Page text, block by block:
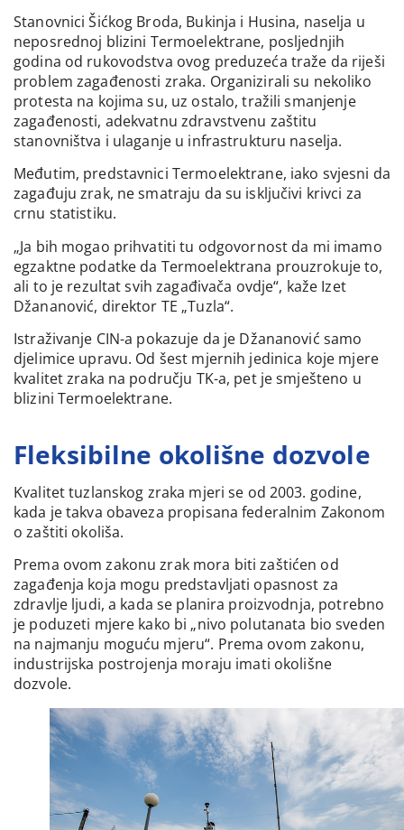
Stanovnici Šićkog Broda, Bukinja i Husina, naselja u
neposrednoj blizini Termoelektrane, posljednjih
godina od rukovodstva ovog preduzeća traže da riješi
problem zagađenosti zraka. Organizirali su nekoliko
protesta na kojima su, uz ostalo, tražili smanjenje
zagađenosti, adekvatnu zdravstvenu zaštitu
stanovništva i ulaganje u infrastrukturu naselja.
Međutim, predstavnici Termoelektrane, iako svjesni da
zagađuju zrak, ne smatraju da su isključivi krivci za
crnu statistiku.
„Ja bih mogao prihvatiti tu odgovornost da mi imamo
egzaktne podatke da Termoelektrana prouzrokuje to,
ali to je rezultat svih zagađivača ovdje“, kaže Izet
Džananović, direktor TE „Tuzla“.
Istraživanje CIN-a pokazuje da je Džananović samo
djelimice upravu. Od šest mjernih jedinica koje mjere
kvalitet zraka na području TK-a, pet je smješteno u
blizini Termoelektrane.
Fleksibilne okolišne dozvole
Kvalitet tuzlanskog zraka mjeri se od 2003. godine,
kada je takva obaveza propisana federalnim Zakonom
o zaštiti okoliša.
Prema ovom zakonu zrak mora biti zaštićen od
zagađenja koja mogu predstavljati opasnost za
zdravlje ljudi, a kada se planira proizvodnja, potrebno
je poduzeti mjere kako bi „nivo polutanata bio sveden
na najmanju moguću mjeru“. Prema ovom zakonu,
industrijska postrojenja moraju imati okolišne
dozvole.